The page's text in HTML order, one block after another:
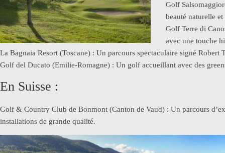
Golf
beauté naturelle
Golf Terre di
avec une touche
La Bagnaia Resort (Toscane) : Un parcours spectaculaire signé
Golf del Ducato (Emilie-Romagne) : Un golf accueillant avec des
En Suisse :
Golf & Country Club de Bonmont (Canton de Vaud) : Un parcours
installations de grande qualité.